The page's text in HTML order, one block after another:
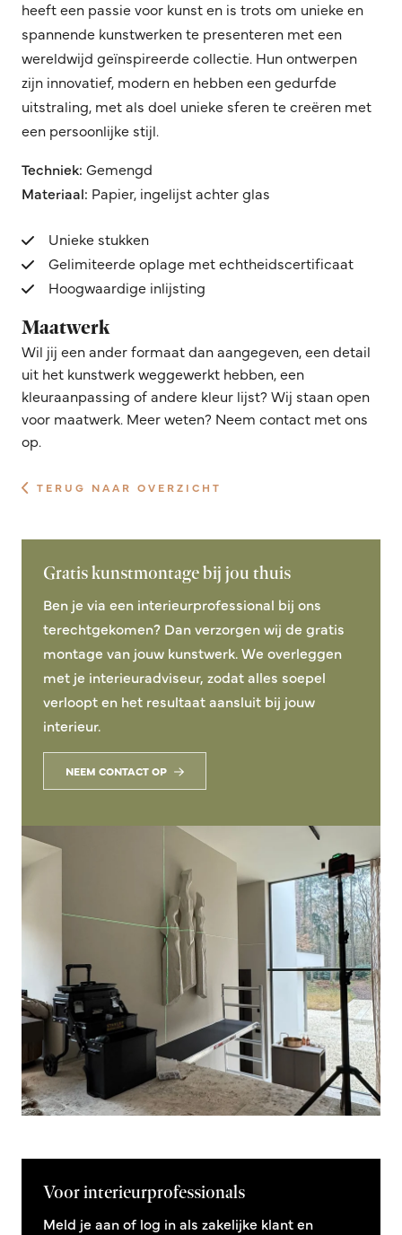
heeft een passie voor kunst en is trots om unieke en
spannende kunstwerken te presenteren met een
wereldwijd geïnspireerde collectie. Hun ontwerpen
zijn innovatief, modern en hebben een gedurfde
uitstraling, met als doel unieke sferen te creëren met
een persoonlijke stijl.
Techniek: Gemengd
Materiaal: Papier, ingelijst achter glas
Unieke stukken
Gelimiteerde oplage met echtheidscertificaat
Hoogwaardige inlijsting
Maatwerk
Wil jij een ander formaat dan aangegeven, een detail
uit het kunstwerk weggewerkt hebben, een
kleuraanpassing of andere kleur lijst? Wij staan open
voor maatwerk. Meer weten? Neem contact met ons
op.
TERUG NAAR OVERZICHT
Gratis kunstmontage bij jou thuis
Ben je via een interieurprofessional bij ons
terechtgekomen? Dan verzorgen wij de gratis
montage van jouw kunstwerk. We overleggen
met je interieuradviseur, zodat alles soepel
verloopt en het resultaat aansluit bij jouw
interieur.
NEEM CONTACT OP
Voor interieurprofessionals
Meld je aan of log in als zakelijke klant en